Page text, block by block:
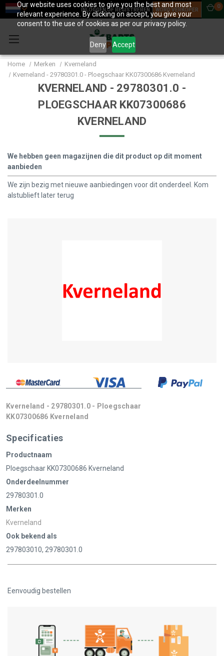
Our website uses cookies to give you the best and most
relevant experience. By clicking on accept, you give your
consent to the use of cookies as per our privacy policy.
Deny Accept
INLOGGEN OF REGISTREREN WORD VERKOPER
0
Home Merken
Kverneland
Kverneland - 29780301.0 - Ploegschaar KK07300686 Kverneland
KVERNELAND - 29780301.0 -
PLOEGSCHAAR KK07300686
KVERNELAND
We hebben geen magazijnen die dit product op dit moment
aanbieden
We zijn bezig met nieuwe aanbiedingen voor dit onderdeel. Kom
alstublieft later terug
Kverneland - 29780301.0 - Ploegschaar
KK07300686 Kverneland
Specificaties
Productnaam
Ploegschaar KK07300686 Kverneland
Onderdeelnummer
29780301.0
Merken
Kverneland
Ook bekend als
297803010, 29780301.0
Eenvoudig bestellen